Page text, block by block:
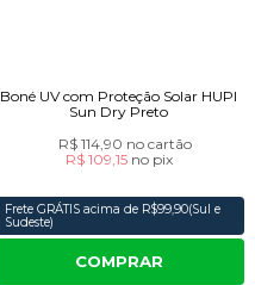
Boné UV com Proteção Solar HUPI
Sun Dry Preto
R$ 114,90 no cartão
R$ 109,15 no pix
Frete GRÁTIS acima de R$99,90(Sul e
Sudeste)
COMPRAR